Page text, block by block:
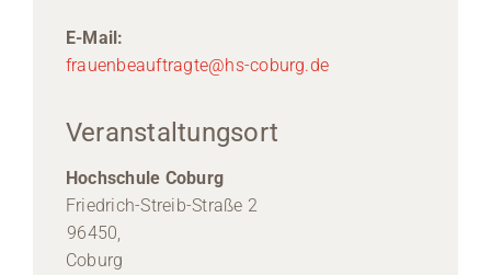
E-Mail:
frauenbeauftragte@hs-coburg.de
Veranstaltungsort
Hochschule Coburg
Friedrich-Streib-Straße 2
96450,
Coburg